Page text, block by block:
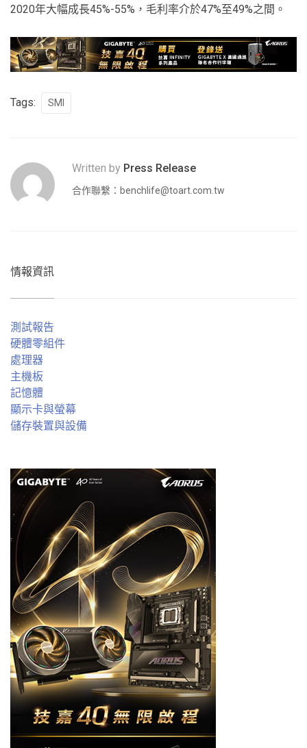
2020年大幅成長45%-55%，毛利率介於47%至49%之間。
Tags: SMI
Written by Press Release
合作聯繫： benchlife@toart.com.tw
情報資訊
測試報告
硬體零組件
處理器
主機板
記憶體
顯示卡與螢幕
儲存裝置與設備